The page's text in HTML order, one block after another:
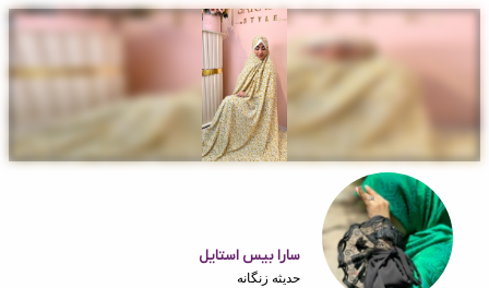
سارا بیس استایل
حدیثه زنگانه